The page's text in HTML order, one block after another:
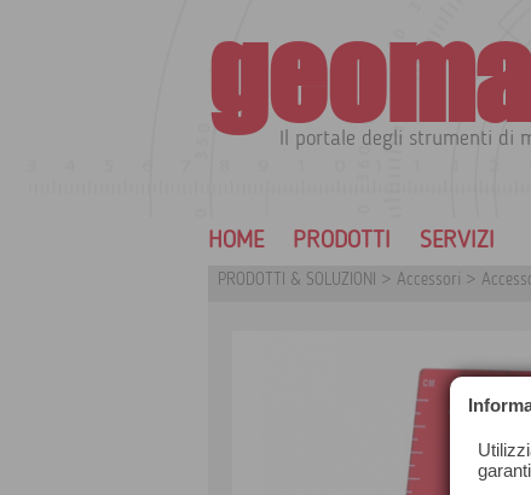
Il portale degli strumenti di
HOME PRODOTTI SERVIZI
PRODOTTI & SOLUZIONI > Accessori >